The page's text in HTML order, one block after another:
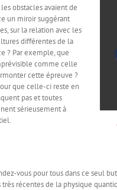
obstacles avaient de
un miroir suggérant
sur la relation avec les
différentes de la
? Par exemple, que
comme celle
cette épreuve ?
que celle-ci reste en
pas et toutes
sérieusement à
vous pour tous dans ce seul
très récentes de la physique